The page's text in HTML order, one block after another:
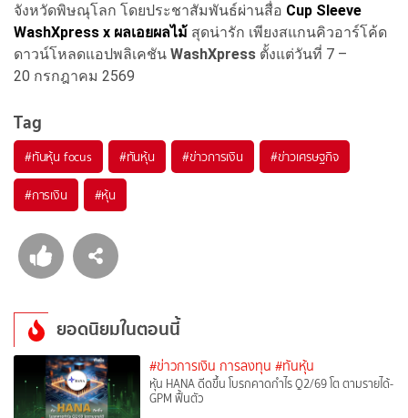
จังหวัดพิษณุโลก โดยประชาสัมพันธ์ผ่านสื่อ Cup Sleeve
WashXpress x ผลเอยผลไม้ สุดน่ารัก เพียงสแกนคิวอาร์โค้ด
ดาวน์โหลดแอปพลิเคชัน WashXpress ตั้งแต่วันที่ 7 –
20 กรกฎาคม 2569
Tag
#ทันหุ้น focus #ทันหุ้น #ข่าวการเงิน #ข่าวเศรษฐกิจ
#การเงิน #หุ้น
ยอดนิยมในตอนนี้
#ข่าวการเงิน การลงทุน #ทันหุ้น
หุ้น HANA ดีดขึ้น โบรกคาดกำไร Q2/69 โต ตามรายได้-
GPM ฟื้นตัว